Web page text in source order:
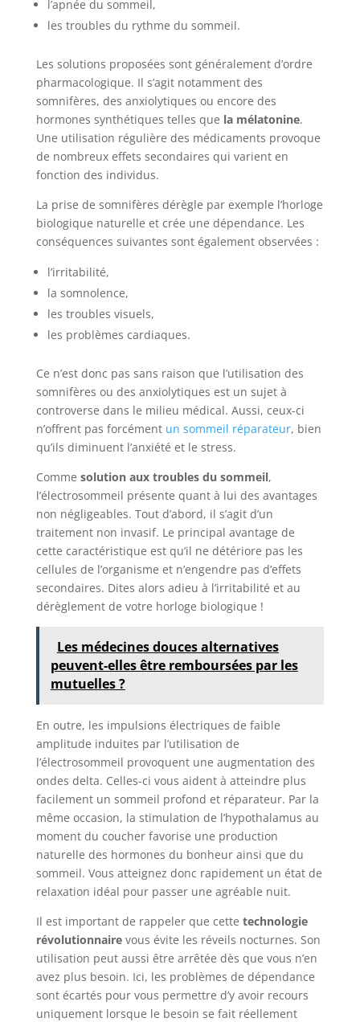
l’apnée du sommeil,
les troubles du rythme du sommeil.
Les solutions proposées sont généralement d’ordre
pharmacologique. Il s’agit notamment des
somnifères, des anxiolytiques ou encore des
hormones synthétiques telles que la mélatonine.
Une utilisation régulière des médicaments provoque
de nombreux effets secondaires qui varient en
fonction des individus.
La prise de somnifères dérègle par exemple l’horloge
biologique naturelle et crée une dépendance. Les
conséquences suivantes sont également observées :
l’irritabilité,
la somnolence,
les troubles visuels,
les problèmes cardiaques.
Ce n’est donc pas sans raison que l’utilisation des
somnifères ou des anxiolytiques est un sujet à
controverse dans le milieu médical. Aussi, ceux-ci
n’offrent pas forcément un sommeil réparateur, bien
qu’ils diminuent l’anxiété et le stress.
Comme solution aux troubles du sommeil,
l’électrosommeil présente quant à lui des avantages
non négligeables. Tout d’abord, il s’agit d’un
traitement non invasif. Le principal avantage de
cette caractéristique est qu’il ne détériore pas les
cellules de l’organisme et n’engendre pas d’effets
secondaires. Dites alors adieu à l’irritabilité et au
dérèglement de votre horloge biologique !
Les médecines douces alternatives
peuvent-elles être remboursées par les
mutuelles ?
En outre, les impulsions électriques de faible
amplitude induites par l’utilisation de
l’électrosommeil provoquent une augmentation des
ondes delta. Celles-ci vous aident à atteindre plus
facilement un sommeil profond et réparateur. Par la
même occasion, la stimulation de l’hypothalamus au
moment du coucher favorise une production
naturelle des hormones du bonheur ainsi que du
sommeil. Vous atteignez donc rapidement un état de
relaxation idéal pour passer une agréable nuit.
Il est important de rappeler que cette technologie
révolutionnairevous évite les réveils nocturnes. Son
utilisation peut aussi être arrêtée dès que vous n’en
avez plus besoin. Ici, les problèmes de dépendance
sont écartés pour vous permettre d’y avoir recours
uniquement lorsque le besoin se fait réellement